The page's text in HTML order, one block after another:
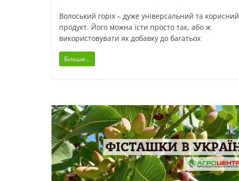
Волоський горіх – дуже універсальний та корисний
продукт. Його можна їсти просто так, або ж
використовувати як добавку до багатьох
Більше...